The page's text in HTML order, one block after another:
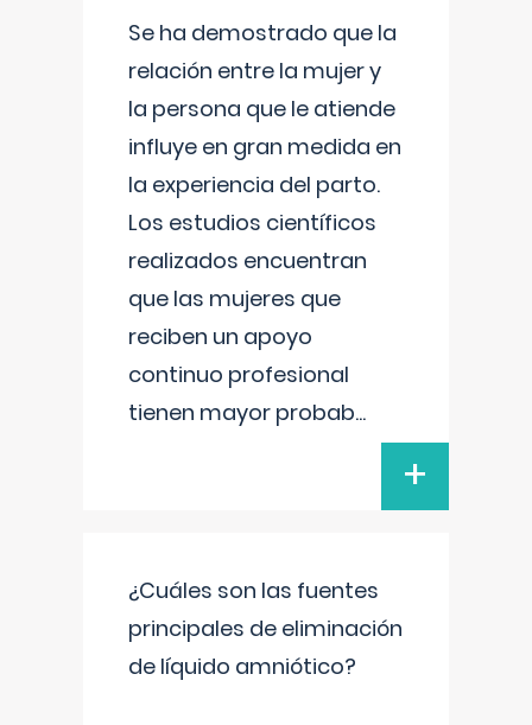
Se ha demostrado que la
relación entre la mujer y
la persona que le atiende
influye en gran medida en
la experiencia del parto.
Los estudios científicos
realizados encuentran
que las mujeres que
reciben un apoyo
continuo profesional
tienen mayor probab...
+
¿Cuáles son las fuentes
principales de eliminación
de líquido amniótico?